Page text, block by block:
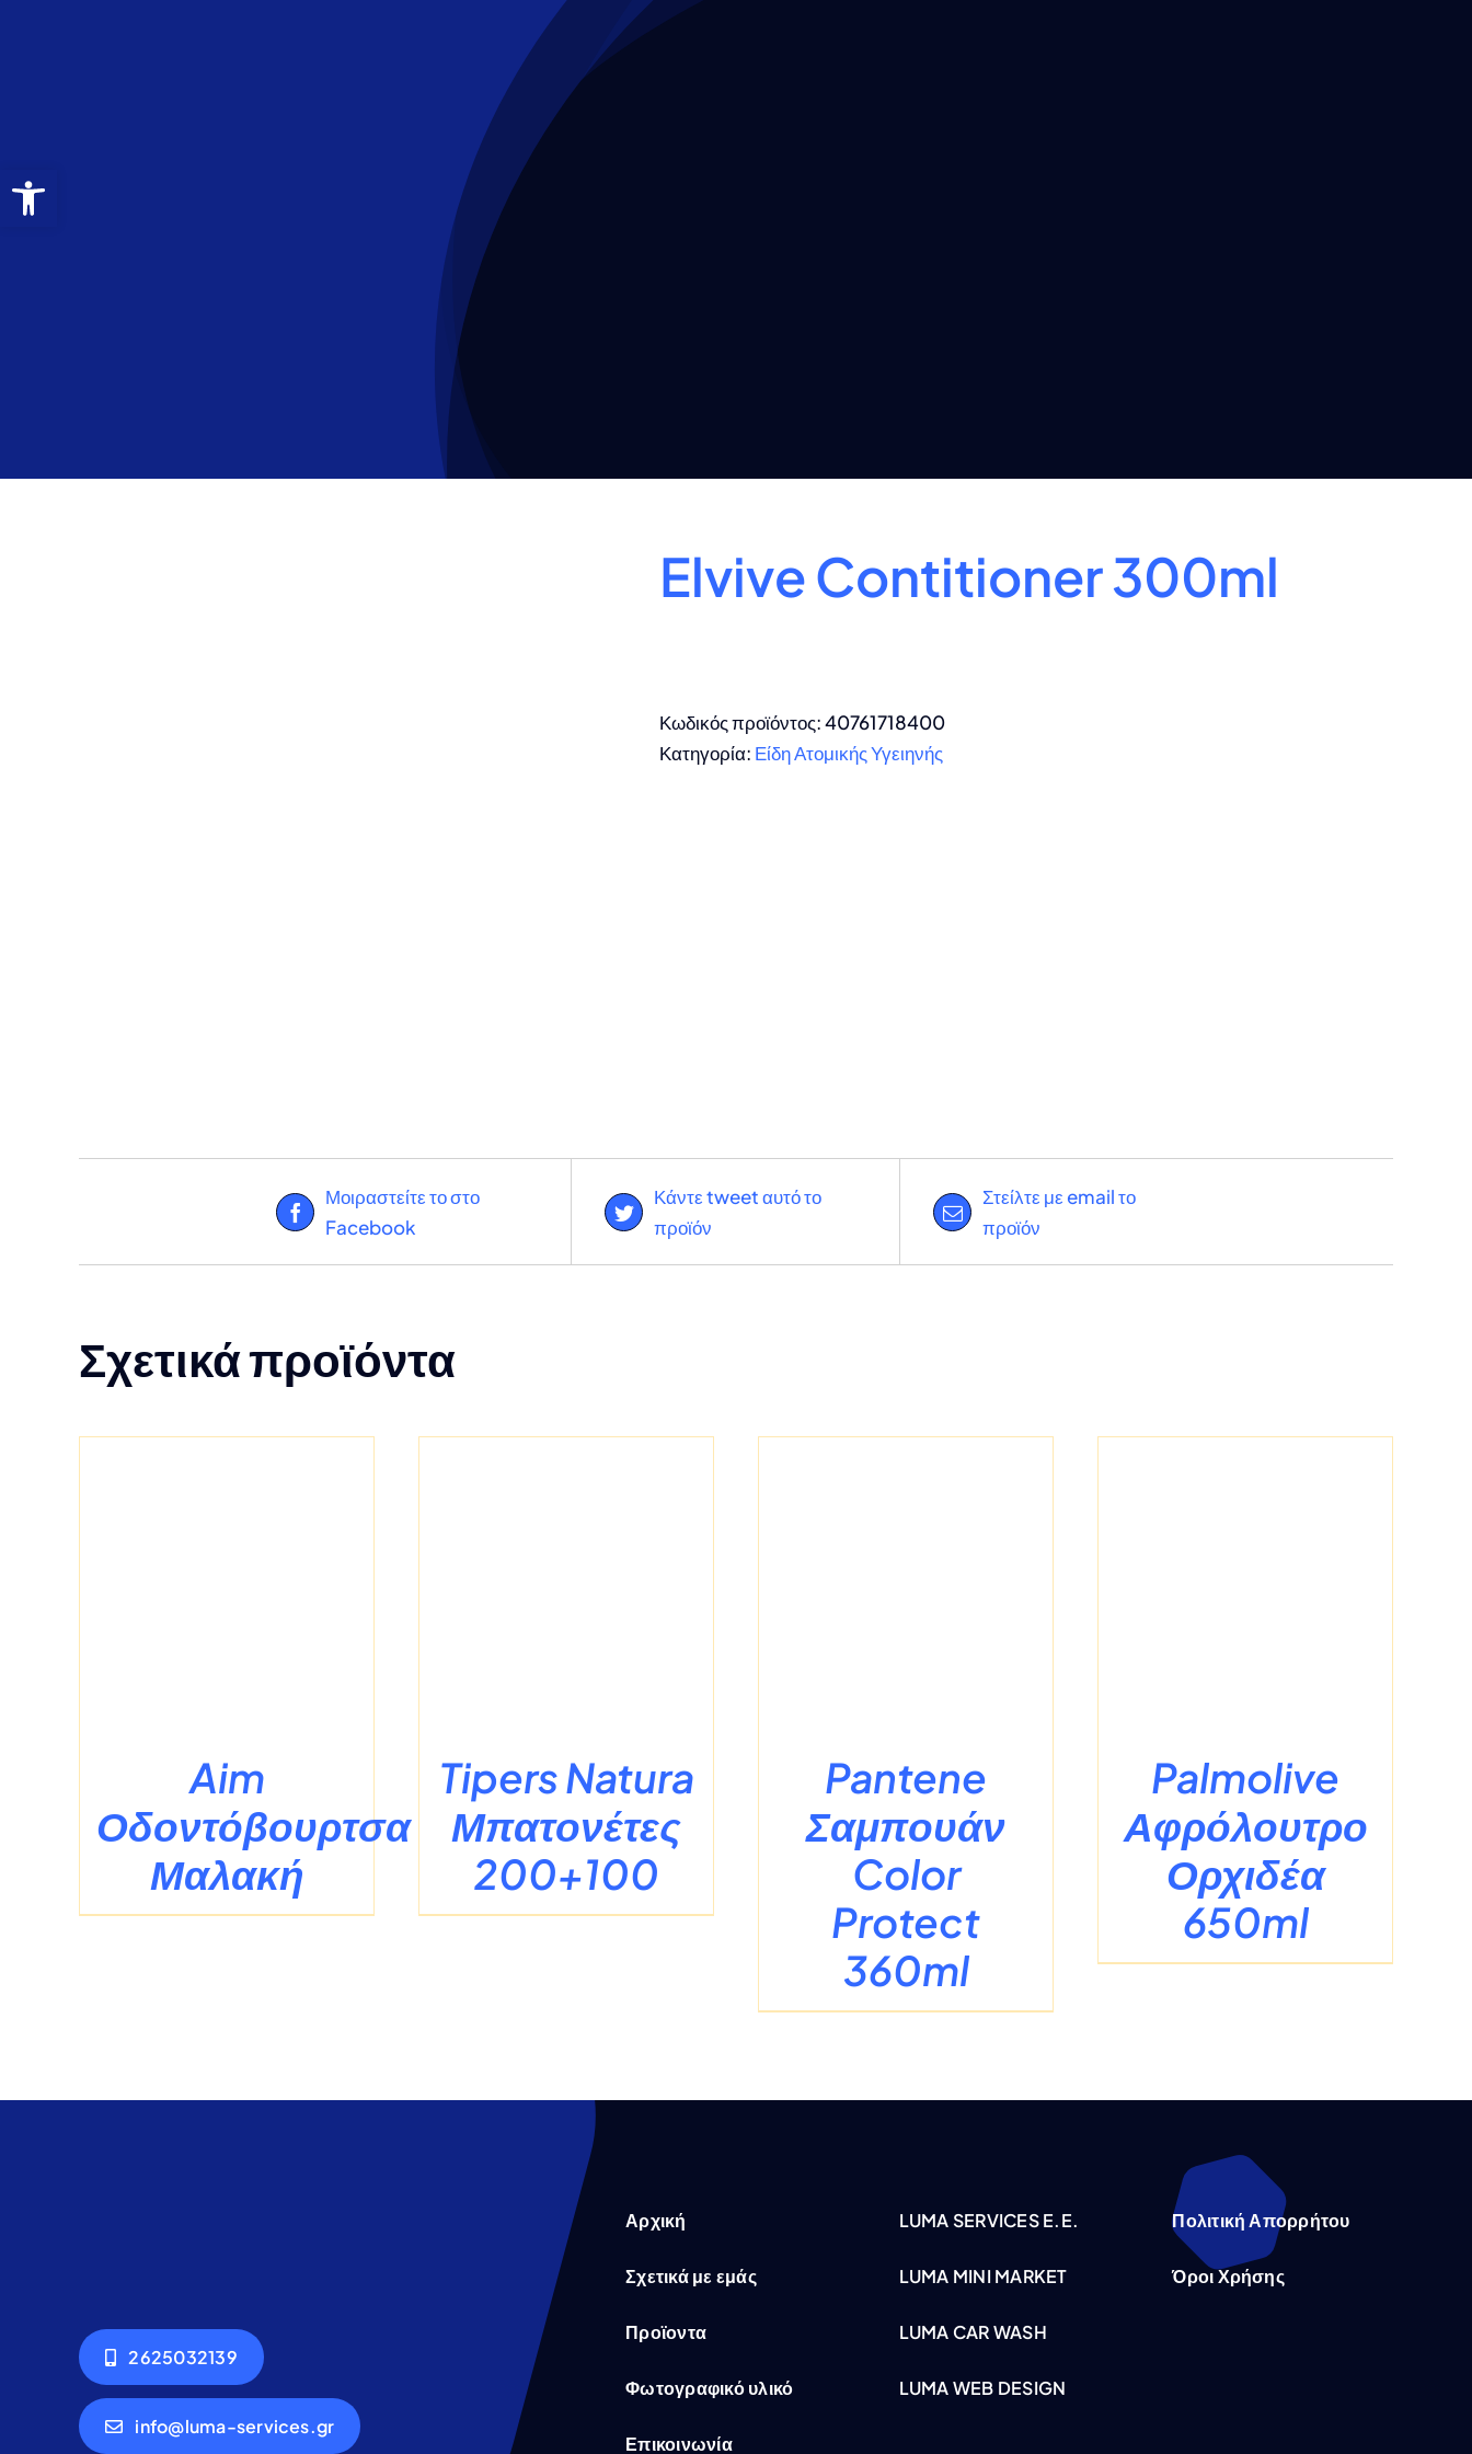
Elvive Contitioner 300ml
Κωδικός προϊόντος:40761718400
Κατηγορία: Είδη Ατομικής Υγειηνής
Μοιραστείτε το στο
Facebook
Κάντε tweet αυτό το
προϊόν
Στείλτε με email το
προϊόν
Σχετικά προϊόντα
Aim
Οδοντόβουρτσα
Μαλακή
Tipers Natura
Μπατονέτες
200+100
Pantene
Σαμπουάν
Color
Protect
360ml
Palmolive
Αφρόλουτρο
Ορχιδέα
650ml
2625032139
info@luma-services.gr
Αρχική
Σχετικά με εμάς
Προϊοντα
Φωτογραφικό υλικό
Επικοινωνία
LUMA SERVICES E.E.
LUMA MINI MARKET
LUMA CAR WASH
LUMA WEB DESIGN
Πολιτική Απορρήτου
Όροι Χρήσης